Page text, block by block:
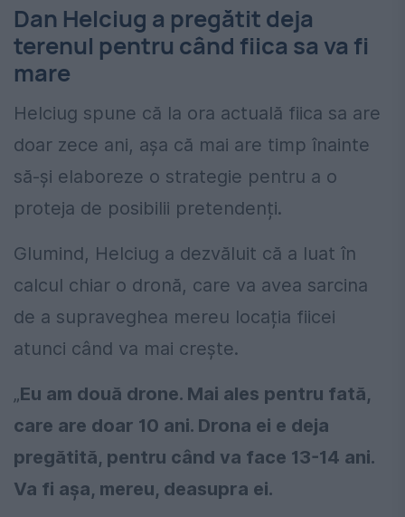
Dan Helciug a pregătit deja
terenul pentru când fiica sa va fi
mare
Helciug spune că la ora actuală fiica sa are
doar zece ani, așa că mai are timp înainte
să-și elaboreze o strategie pentru a o
proteja de posibilii pretendenți.
Glumind, Helciug a dezvăluit că a luat în
calcul chiar o dronă, care va avea sarcina
de a supraveghea mereu locația fiicei
atunci când va mai crește.
„Eu am două drone. Mai ales pentru fată,
care are doar 10 ani. Drona ei e deja
pregătită, pentru când va face 13-14 ani.
Va fi așa, mereu, deasupra ei.